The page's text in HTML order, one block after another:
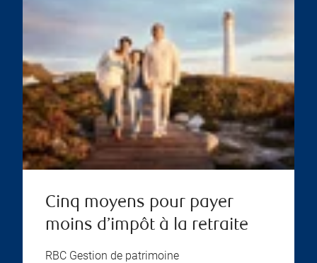
Cinq moyens pour payer
moins d’impôt à la retraite
RBC Gestion de patrimoine